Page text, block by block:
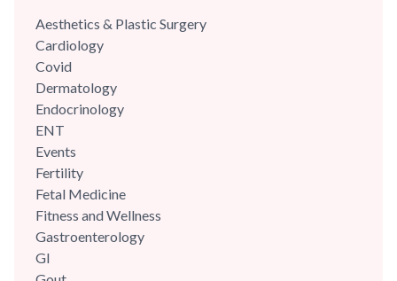
Aesthetics & Plastic Surgery
Cardiology
Covid
Dermatology
Endocrinology
ENT
Events
Fertility
Fetal Medicine
Fitness and Wellness
Gastroenterology
GI